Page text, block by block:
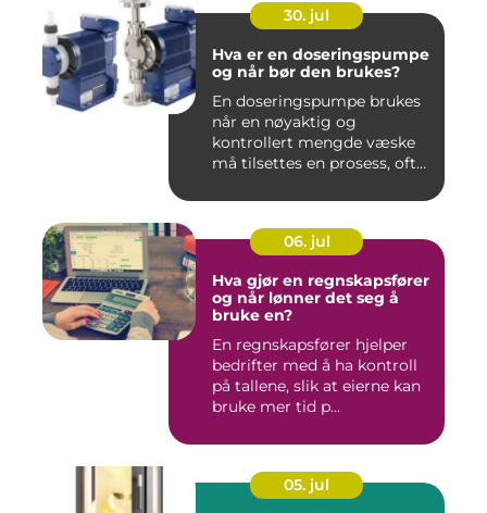
30. jul
Hva er en doseringspumpe
og når bør den brukes?
En doseringspumpe brukes
når en nøyaktig og
kontrollert mengde væske
må tilsettes en prosess, ofte
06. jul
Hva gjør en regnskapsfører
og når lønner det seg å
bruke en?
En regnskapsfører hjelper
bedrifter med å ha kontroll
på tallene, slik at eierne kan
bruke mer tid p...
05. jul